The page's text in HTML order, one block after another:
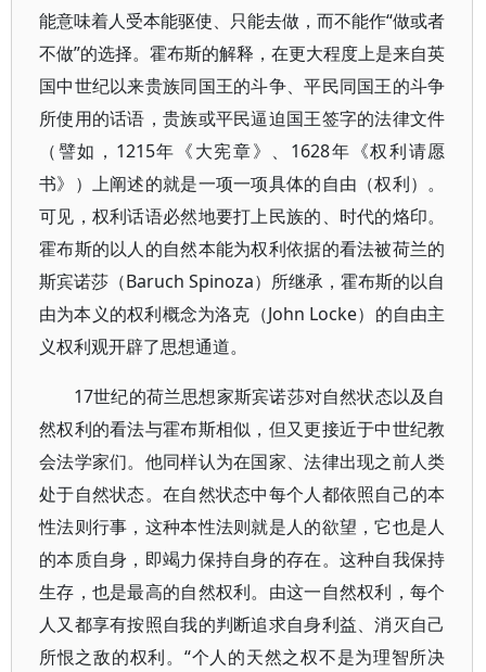
能意味着人受本能驱使、只能去做，而不能作“做或者
不做”的选择。霍布斯的解释，在更大程度上是来自英
国中世纪以来贵族同国王的斗争、平民同国王的斗争
所使用的话语，贵族或平民逼迫国王签字的法律文件
（譬如，1215年《大宪章》、1628年《权利请愿
书》）上阐述的就是一项一项具体的自由（权利）。
可见，权利话语必然地要打上民族的、时代的烙印。
霍布斯的以人的自然本能为权利依据的看法被荷兰的
斯宾诺莎（Baruch Spinoza）所继承，霍布斯的以自
由为本义的权利概念为洛克（John Locke）的自由主
义权利观开辟了思想通道。
17世纪的荷兰思想家斯宾诺莎对自然状态以及自
然权利的看法与霍布斯相似，但又更接近于中世纪教
会法学家们。他同样认为在国家、法律出现之前人类
处于自然状态。在自然状态中每个人都依照自己的本
性法则行事，这种本性法则就是人的欲望，它也是人
的本质自身，即竭力保持自身的存在。这种自我保持
生存，也是最高的自然权利。由这一自然权利，每个
人又都享有按照自我的判断追求自身利益、消灭自己
所恨之敌的权利。“个人的天然之权不是为理智所决